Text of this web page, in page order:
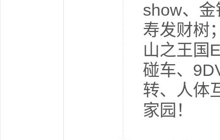
show、
寿发财树
山之王国
碰车、
转、人体
家园！